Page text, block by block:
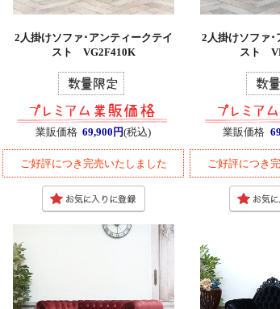
2人掛けソファ･アンティークテイ
スト VG2F410K
業販価格 69,900円(税込)
ご好評につき完売いたしました
2人掛けソファ･
スト
業販価格
ご好評につき